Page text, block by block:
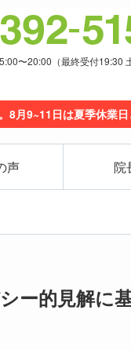
〜20:00（最終受付19:30
月9~11日は夏季休業日
声 院
ー的見解に